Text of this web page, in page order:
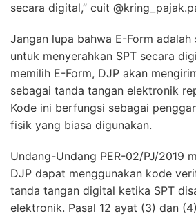
secara digital,” cuit
Jangan lupa bahwa E-Form adalah
untuk menyerahkan SPT secara
memilih E-Form, DJP akan
sebagai tanda tangan elektronik
Kode ini berfungsi sebagai
fisik yang biasa digunakan.
Undang-Undang PER-02/PJ/2019
DJP dapat menggunakan kode
tanda tangan digital ketika SPT
elektronik. Pasal 12 ayat (3) dan